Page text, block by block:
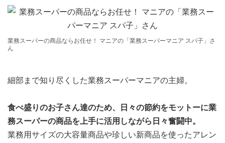
業務スーパーの商品ならお任せ！ マニアの「業務スーパーマニア スパ子」さ
ん
細部まで知り尽くした業務スーパーマニアの主婦。
食べ盛りのお子さん達のため、日々の節約をモットーに業
務スーパーの商品を上手に活用しながら日々奮闘中。
業務用サイズの大容量商品や珍しい新商品を使ったアレン